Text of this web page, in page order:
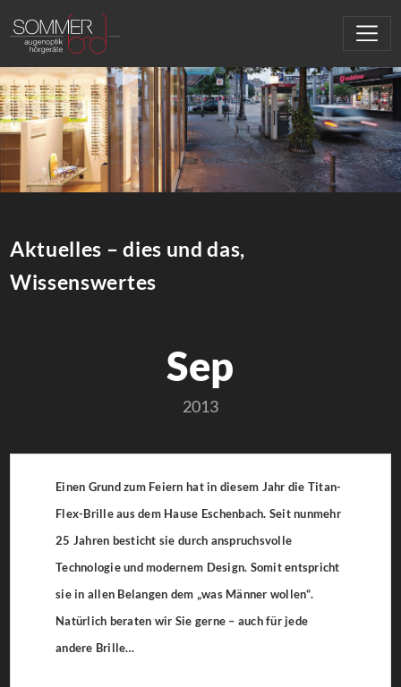
Aktuelles – dies und das,
Wissenswertes
Sep
2013
Einen Grund zum Feiern hat in diesem Jahr die Titan-
Flex-Brille aus dem Hause Eschenbach. Seit nunmehr
25 Jahren besticht sie durch anspruchsvolle
Technologie und modernem Design. Somit entspricht
sie in allen Belangen dem „was Männer wollen“.
Natürlich beraten wir Sie gerne – auch für jede
andere Brille…